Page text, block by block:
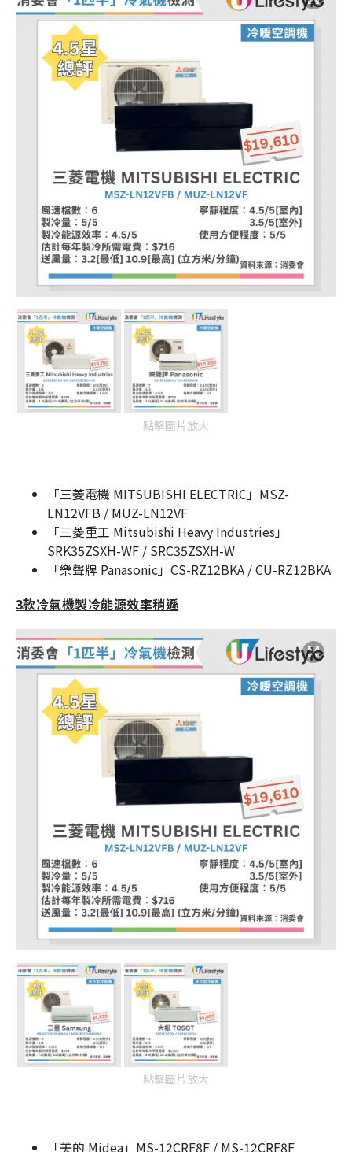
點擊圖片放大
「三菱電機 MITSUBISHI ELECTRIC」MSZ-
LN12VFB / MUZ-LN12VF
「三菱重工 Mitsubishi Heavy Industries」
SRK35ZSXH-WF / SRC35ZSXH-W
「樂聲牌 Panasonic」CS-RZ12BKA / CU-RZ12BKA
3款冷氣機製冷能源效率稍遜
點擊圖片放大
「美的 Midea」MS-12CRF8F / MS-12CRF8F